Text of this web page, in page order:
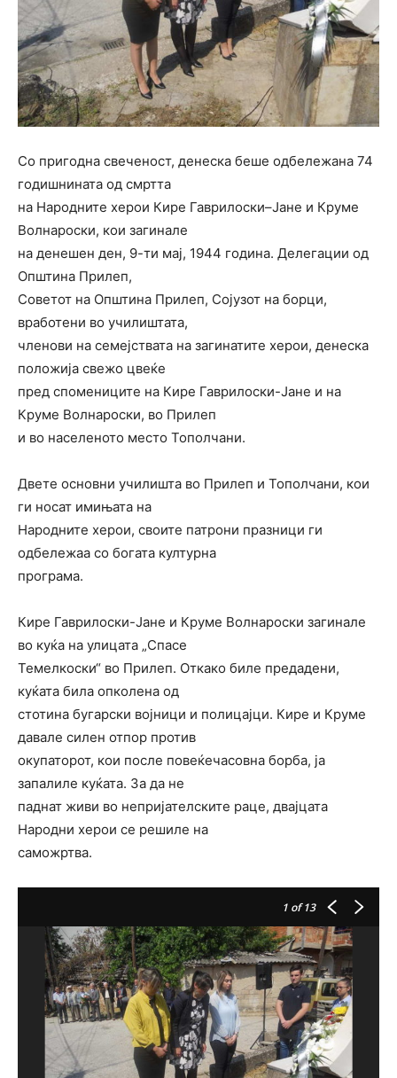
Со пригодна свеченост, денеска беше одбележана 74
годишнината од смртта
на Народните херои Кире Гаврилоски–Јане и Круме
Волнароски, кои загинале
на денешен ден, 9-ти мај, 1944 година. Делегации од
Општина Прилеп,
Советот на Општина Прилеп, Сојузот на борци,
вработени во училиштата,
членови на семејствата на загинатите херои, денеска
положија свежо цвеќе
пред спомениците на Кире Гаврилоски-Јане и на
Круме Волнароски, во Прилеп
и во населеното место Тополчани.
Двете основни училишта во Прилеп и Тополчани, кои
ги носат имињата на
Народните херои, своите патрони празници ги
одбележаа со богата културна
програма.
Кире Гаврилоски-Јане и Круме Волнароски загинале
во куќа на улицата „Спасе
Темелкоски“ во Прилеп. Откако биле предадени,
куќата била опколена од
стотина бугарски војници и полицајци. Кире и Круме
давале силен отпор против
окупаторот, кои после повеќечасовна борба, ја
запалиле куќата. За да не
паднат живи во непријателските раце, двајцата
Народни херои се решиле на
саможртва.
1 of 13